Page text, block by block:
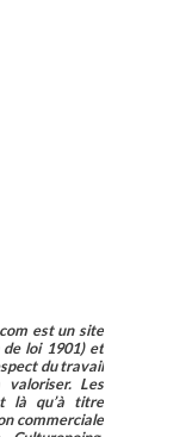
est un site
loi 1901) et
du travail
valoriser. Les
là qu’à titre
commerciale